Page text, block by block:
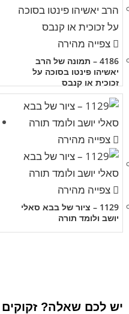
צפייה מהירה
4186 – תמונה של הרב
יאשיהו פינטו בסוכה על
זכוכית או קנבס
צפייה מהירה
צפייה מהירה
1129 – ציור של בבא סאלי
יושב ולומד תורה
יש לכם שאלה? זקוקים